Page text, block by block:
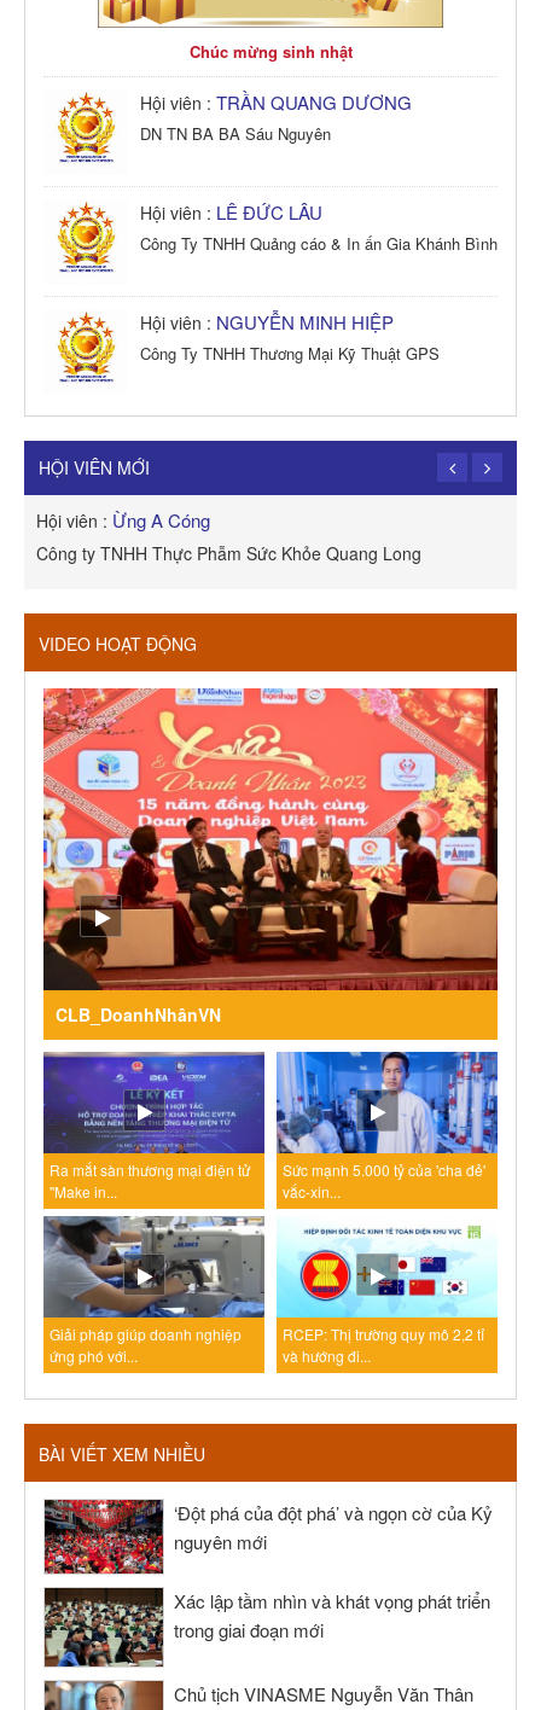
Chúc mừng sinh nhật
Hội viên : TRẦN QUANG DƯƠNG
DN TN BA BA Sáu Nguyên
Hội viên : LÊ ĐỨC LÂU
Công Ty TNHH Quảng cáo & In ấn Gia Khánh Bình
Hội viên : NGUYỄN MINH HIỆP
Công Ty TNHH Thương Mại Kỹ Thuật GPS
Công Ty TNHH Dịch vụ Cuộc Sống Hạnh Phúc
HỘI VIÊN MỚI
Hội viên : Ừng A Cóng
Công ty TNHH Thực Phẫm Sức Khỏe Quang Long
VIDEO HOẠT ĐỘNG
CLB_DoanhNhânVN
Ra mắt sàn thương mại điện tử
"Make in...
Sức mạnh 5.000 tỷ của 'cha đẻ'
vắc-xin...
Giải pháp giúp doanh nghiệp
ứng phó với...
RCEP: Thị trường quy mô 2,2 tỉ
và hướng đi...
BÀI VIẾT XEM NHIỀU
‘Đột phá của đột phá’ và ngọn cờ của Kỷ
nguyên mới
Xác lập tầm nhìn và khát vọng phát triển
trong giai đoạn mới
Chủ tịch VINASME Nguyễn Văn Thân